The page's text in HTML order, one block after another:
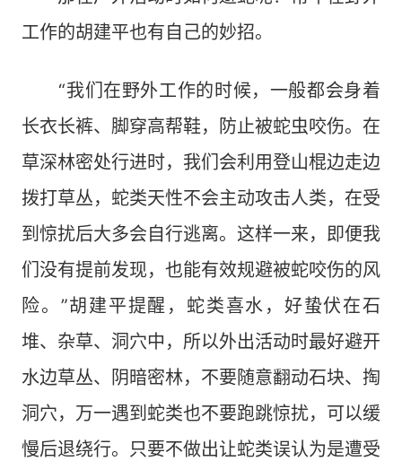
工作的胡建平也有自己的妙招。
“我们在野外工作的时候，一般都会身着
长衣长裤、脚穿高帮鞋，防止被蛇虫咬伤。在
草深林密处行进时，我们会利用登山棍边走边
拨打草丛，蛇类天性不会主动攻击人类，在受
到惊扰后大多会自行逃离。这样一来，即便我
们没有提前发现，也能有效规避被蛇咬伤的风
险。”胡建平提醒，蛇类喜水，好蛰伏在石
堆、杂草、洞穴中，所以外出活动时最好避开
水边草丛、阴暗密林，不要随意翻动石块、掏
洞穴，万一遇到蛇类也不要跑跳惊扰，可以缓
慢后退绕行。只要不做出让蛇类误认为是遭受